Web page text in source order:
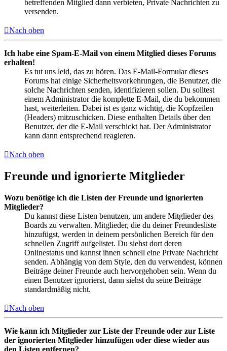
betreffenden Mitglied dann verbieten, Private Nachrichten zu
versenden.
Nach oben
Ich habe eine Spam-E-Mail von einem Mitglied dieses Forums
erhalten!
Es tut uns leid, das zu hören. Das E-Mail-Formular dieses
Forums hat einige Sicherheitsvorkehrungen, die Benutzer, die
solche Nachrichten senden, identifizieren sollen. Du solltest
einem Administrator die komplette E-Mail, die du bekommen
hast, weiterleiten. Dabei ist es ganz wichtig, die Kopfzeilen
(Headers) mitzuschicken. Diese enthalten Details über den
Benutzer, der die E-Mail verschickt hat. Der Administrator
kann dann entsprechend reagieren.
Nach oben
Freunde und ignorierte Mitglieder
Wozu benötige ich die Listen der Freunde und ignorierten
Mitglieder?
Du kannst diese Listen benutzen, um andere Mitglieder des
Boards zu verwalten. Mitglieder, die du deiner Freundesliste
hinzufügst, werden in deinem persönlichen Bereich für den
schnellen Zugriff aufgelistet. Du siehst dort deren
Onlinestatus und kannst ihnen schnell eine Private Nachricht
senden. Abhängig von dem Style, den du verwendest, können
Beiträge deiner Freunde auch hervorgehoben sein. Wenn du
einen Benutzer ignorierst, dann siehst du seine Beiträge
standardmäßig nicht.
Nach oben
Wie kann ich Mitglieder zur Liste der Freunde oder zur Liste
der ignorierten Mitglieder hinzufügen oder diese wieder aus